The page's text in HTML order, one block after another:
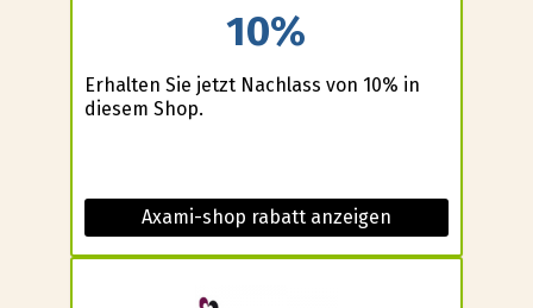
10%
Erhalten Sie jetzt Nachlass von 10% in
diesem Shop.
Axami-shop rabatt anzeigen